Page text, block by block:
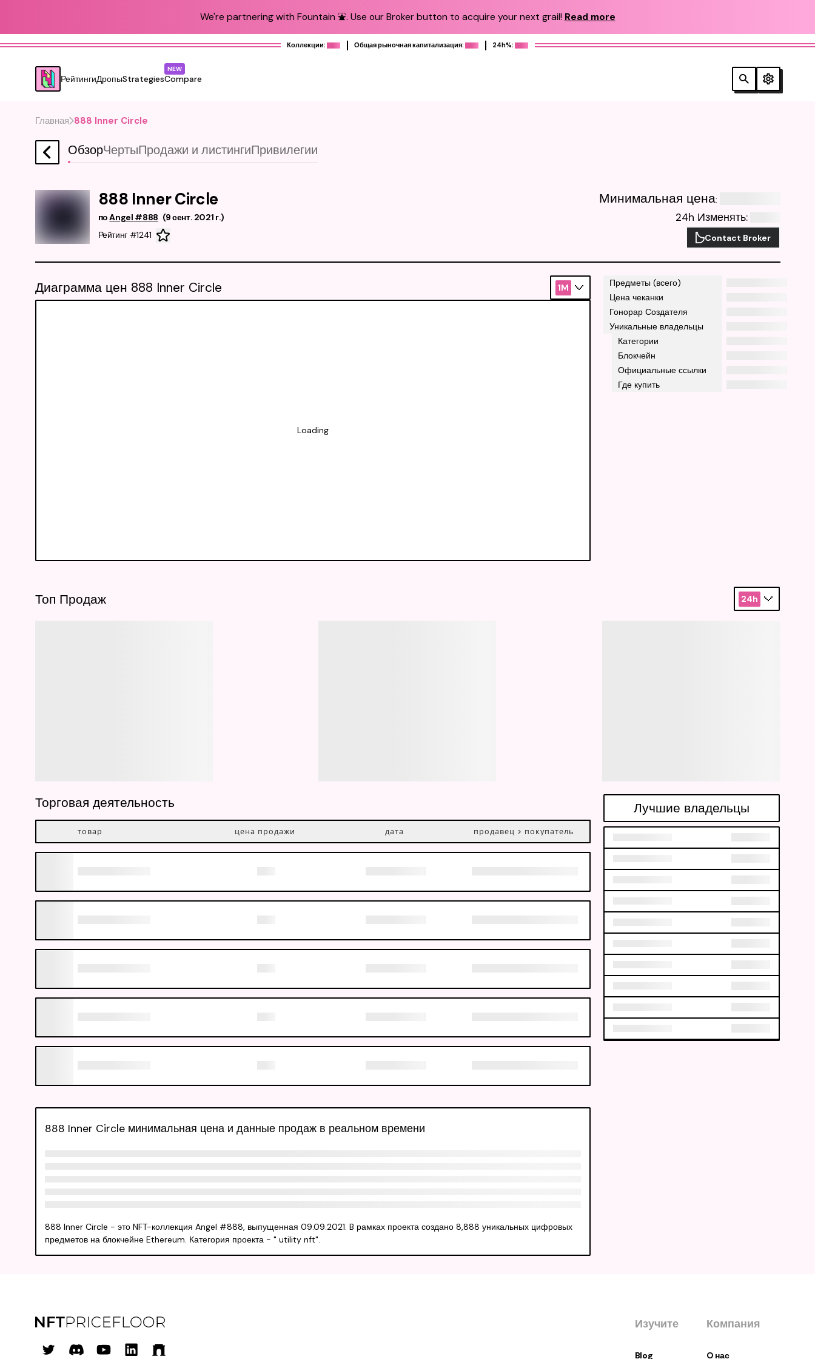
We're partnering with Fountain ⛲️. Use our Broker button to acquire your next grail! Read more
Коллекции: Общая рыночная капитализация: 24h%:
РейтингиДропыStrategiesCompare
NEW
Главная 888 Inner Circle
ОбзорЧертыПродажи и листингиПривилегии
888 Inner Circle
поAngel #888 (9 сент. 2021 г.)
Рейтинг #1241
Минимальная цена:
24h Изменять:
Contact Broker
888 Inner Circle минимальная цена и данные продаж в реальном времени
888 Inner Circle - это NFT-коллекция Angel #888, выпущенная 09.09.2021. B рамках проекта создано 8,888 уникальных цифровых
предметов на блокчейне Ethereum. Категория проекта - " utility nft".
Предметы (всего)
Цена чеканки
Гонорар Создателя
Уникальные владельцы
Категории
Блокчейн
Официальные ссылки
Где купить
Диаграмма цен 888 Inner Circle 1M
Loading
Топ Продаж 24h
Торговая деятельность
товар цена продажи дата продавец > покупатель
Лучшие владельцы
Изучите
Blog
Компания
O нас